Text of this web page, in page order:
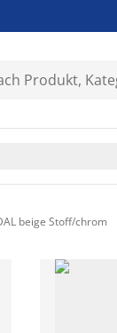
beige Stoff/chrom